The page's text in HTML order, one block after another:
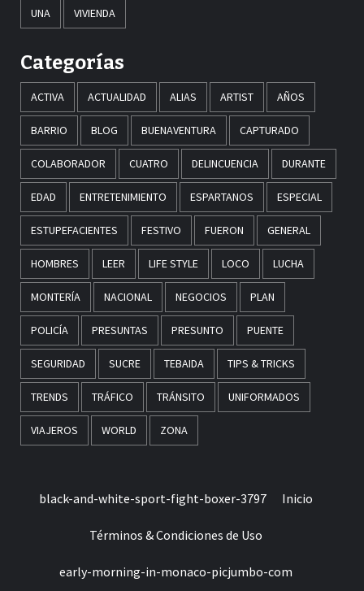
UNA VIVIENDA
Categorías
ACTIVA ACTUALIDAD ALIAS ARTIST AÑOS
BARRIO BLOG BUENAVENTURA CAPTURADO
COLABORADOR CUATRO DELINCUENCIA DURANTE
EDAD ENTRETENIMIENTO ESPARTANOS ESPECIAL
ESTUPEFACIENTES FESTIVO FUERON GENERAL
HOMBRES LEER LIFE STYLE LOCO LUCHA
MONTERÍA NACIONAL NEGOCIOS PLAN
POLICÍA PRESUNTAS PRESUNTO PUENTE
SEGURIDAD SUCRE TEBAIDA TIPS & TRICKS
TRENDS TRÁFICO TRÁNSITO UNIFORMADOS
VIAJEROS WORLD ZONA
black-and-white-sport-fight-boxer-3797 Inicio
Términos & Condiciones de Uso
early-morning-in-monaco-picjumbo-com